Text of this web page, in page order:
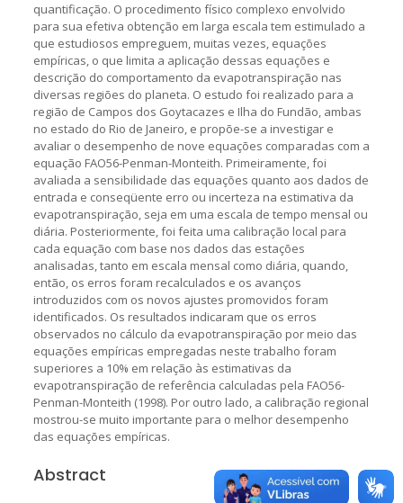
quantificação. O procedimento físico complexo envolvido
para sua efetiva obtenção em larga escala tem estimulado a
que estudiosos empreguem, muitas vezes, equações
empíricas, o que limita a aplicação dessas equações e
descrição do comportamento da evapotranspiração nas
diversas regiões do planeta. O estudo foi realizado para a
região de Campos dos Goytacazes e Ilha do Fundão, ambas
no estado do Rio de Janeiro, e propõe-se a investigar e
avaliar o desempenho de nove equações comparadas com a
equação FAO56-Penman-Monteith. Primeiramente, foi
avaliada a sensibilidade das equações quanto aos dados de
entrada e conseqüente erro ou incerteza na estimativa da
evapotranspiração, seja em uma escala de tempo mensal ou
diária. Posteriormente, foi feita uma calibração local para
cada equação com base nos dados das estações
analisadas, tanto em escala mensal como diária, quando,
então, os erros foram recalculados e os avanços
introduzidos com os novos ajustes promovidos foram
identificados. Os resultados indicaram que os erros
observados no cálculo da evapotranspiração por meio das
equações empíricas empregadas neste trabalho foram
superiores a 10% em relação às estimativas da
evapotranspiração de referência calculadas pela FAO56-
Penman-Monteith (1998). Por outro lado, a calibração regional
mostrou-se muito importante para o melhor desempenho
das equações empíricas.
Abstract